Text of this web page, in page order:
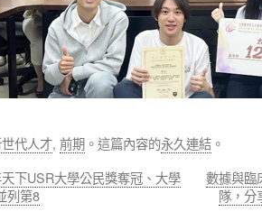
代人才, 前期 。這篇內容的永久連結 。
下USR大學公民獎奪冠、大學
列第8
數據與臨
隊，分